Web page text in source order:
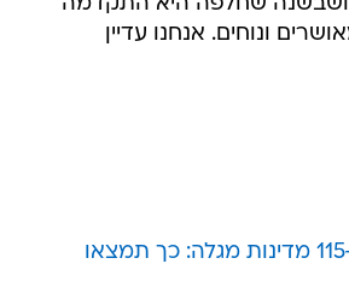
ונוחים. אנחנו עדיין
הישראלי שטייל ב-115 מדינות מגלה: כך תמצאו